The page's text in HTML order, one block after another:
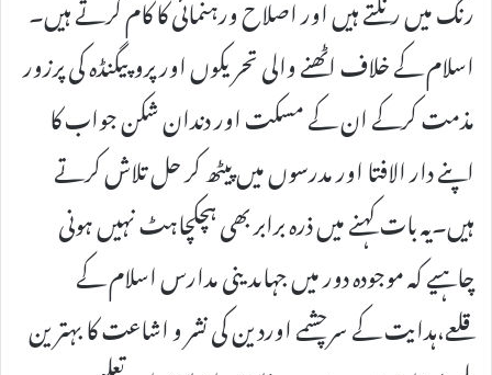
اسلام کے خلاف اٹھنے والی تحریکوں اور پروپیگنڈہ کی پرزور
مذمت کرکے ان کے مسکت اور دندان شکن جواب کا
اپنے دار الافتا اور مدرسوں میں پیٹھ کر حل تلاش کرتے
ہیں۔یہ بات کہنے میں ذرہ برابر بھی ہچکچاہٹ نہیں ہونی
چاہیے کہ موجودہ دور میں جہاںدینی مدارس اسلام کے
قلعے،ہدایت کے سرچشمے اوردین کی نشر و اشاعت کا بہترین